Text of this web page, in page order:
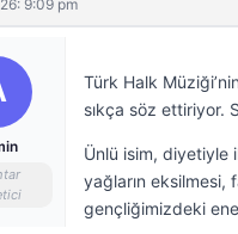
9:09 pm
Türk Halk
sıkça söz ettiriyor.
Ünlü isim, diyetiyle
yağların eksilmesi,
gençliğimizdeki